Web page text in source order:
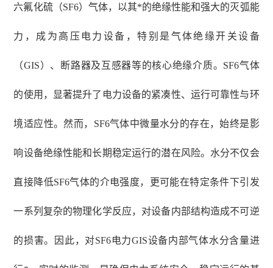
六氟化硫（SF6）气体，以其*的绝缘性能和强大的灭弧能
力，成为高压电力设备，特别是气体绝缘开关设备
（GIS）、断路器及互感器等的核心绝缘介质。SF6气体
的使用，显著提升了电力设备的紧凑性、运行可靠性与环
境适应性。然而，SF6气体中微量水分的存在，始终是影
响设备绝缘性能和长期稳定运行的潜在风险。水分不仅会
直接降低SF6气体的介电强度，更可能在特定条件下引发
一系列复杂的物理化学反应，对设备内部结构造成不可逆
的损害。因此，对SF6电力GIS设备内部气体水分含量进